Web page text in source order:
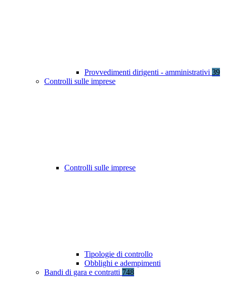
Provvedimenti dirigenti - amministrativi 39
Controlli sulle imprese
Controlli sulle imprese
Tipologie di controllo
Obblighi e adempimenti
Bandi di gara e contratti 748